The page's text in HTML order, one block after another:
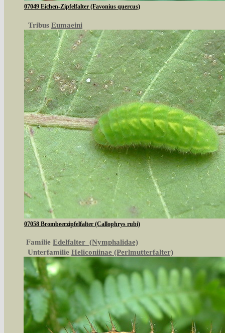
07049 Eichen-Zipfelfalter (Favonius quercus)
Tribus Eumaeini
07058 Brombeerzipfelfalter (Callophrys rubi)
Familie Edelfalter (Nymphalidae)
Unterfamilie Heliconiinae (Perlmutterfalter)